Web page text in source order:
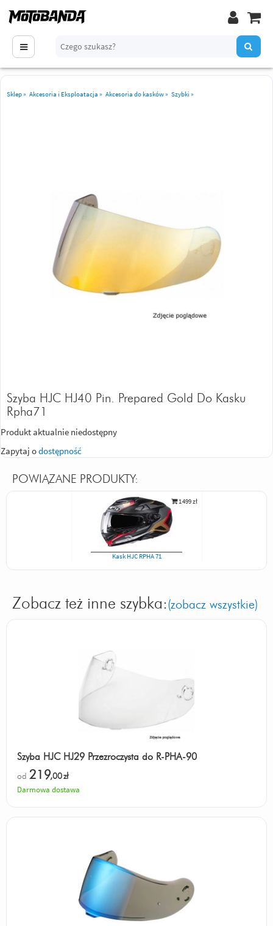
Sklep» Akcesoria i Eksploatacja » Akcesoria do kasków» Szybki »
Szyba HJC HJ40 Pin. Prepared Gold Do Kasku
Rpha71
Produkt aktualnie niedostępny
Zapytaj odostępność
POWIĄZANE PRODUKTY:
1 499 zł
Kask HJC RPHA 71
Zobacz też inne szybka:(zobacz wszystkie)
Szyba HJC HJ29 Przezroczysta do R-PHA-90
od 219,00zł
Darmowa dostawa